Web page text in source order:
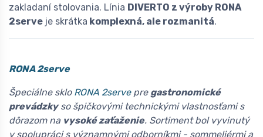
zakladaní stolovania. Línia DIVERTO z výroby RONA
2serve je skrátka komplexná, ale rozmanitá.
RONA 2serve
Špeciálne sklo RONA 2servepre gastronomické
prevádzkyso špičkovými technickými vlastnosťami s
dôrazom na vysoké zaťaženie. Sortiment bol vyvinutý
v spolupráci s významnými odborníkmi - sommeliérmi a